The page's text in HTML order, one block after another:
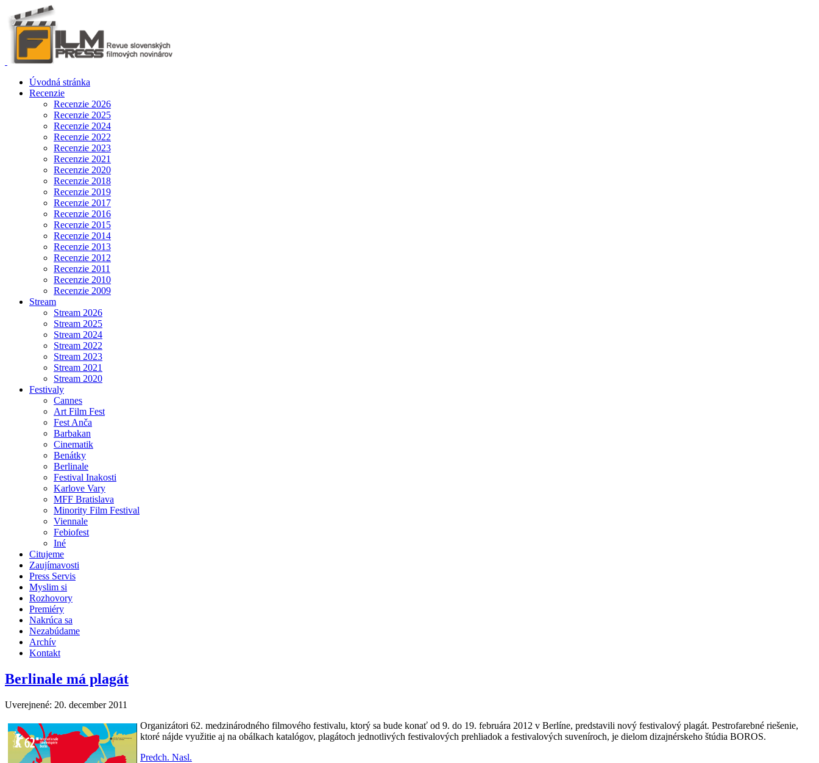
Úvodná stránka
Recenzie
Recenzie 2026
Recenzie 2025
Recenzie 2024
Recenzie 2022
Recenzie 2023
Recenzie 2021
Recenzie 2020
Recenzie 2018
Recenzie 2019
Recenzie 2017
Recenzie 2016
Recenzie 2015
Recenzie 2014
Recenzie 2013
Recenzie 2012
Recenzie 2011
Recenzie 2010
Recenzie 2009
Stream
Stream 2026
Stream 2025
Stream 2024
Stream 2022
Stream 2023
Stream 2021
Stream 2020
Festivaly
Cannes
Art Film Fest
Fest Anča
Barbakan
Cinematik
Benátky
Berlinale
Festival Inakosti
Karlove Vary
MFF Bratislava
Minority Film Festival
Viennale
Febiofest
Iné
Citujeme
Zaujímavosti
Press Servis
Myslim si
Rozhovory
Premiéry
Nakrúca sa
Nezabúdame
Archív
Kontakt
Berlinale má plagát
Uverejnené: 20. december 2011
Organizátori 62. medzinárodného filmového festivalu, ktorý sa bude konať od 9. do 19. februára 2012 v Berlíne, predstavili nový festivalový plagát. Pestrofarebné riešenie,
ktoré nájde využitie aj na obálkach katalógov, plagátoch jednotlivých festivalových prehliadok a festivalových suveníroch, je dielom dizajnérskeho štúdia BOROS.
Predch. Nasl.